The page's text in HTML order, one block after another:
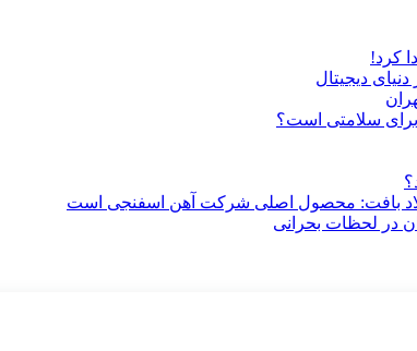
کرد!
دیجیتال
برای سلامتی است؟
بافت: محصول اصلی شرکت آهن اسفنجی است
در لحظات بحرانی